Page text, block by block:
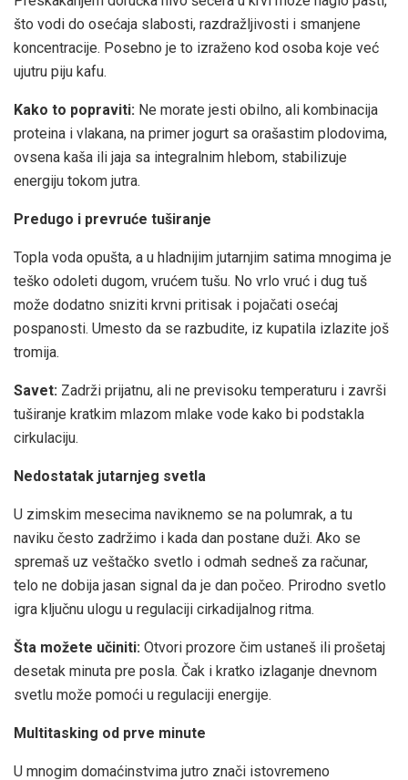
što vodi do osećaja slabosti, razdražljivosti i smanjene
koncentracije. Posebno je to izraženo kod osoba koje već
ujutru piju kafu.
Kako to popraviti: Ne morate jesti obilno, ali kombinacija
proteina i vlakana, na primer jogurt sa orašastim plodovima,
ovsena kaša ili jaja sa integralnim hlebom, stabilizuje
energiju tokom jutra.
Predugo i prevruće tuširanje
Topla voda opušta, a u hladnijim jutarnjim satima mnogima je
teško odoleti dugom, vrućem tušu. No vrlo vruć i dug tuš
može dodatno sniziti krvni pritisak i pojačati osećaj
pospanosti. Umesto da se razbudite, iz kupatila izlazite još
tromija.
Savet: Zadrži prijatnu, ali ne previsoku temperaturu i završi
tuširanje kratkim mlazom mlake vode kako bi podstakla
cirkulaciju.
Nedostatak jutarnjeg svetla
U zimskim mesecima naviknemo se na polumrak, a tu
naviku često zadržimo i kada dan postane duži. Ako se
spremaš uz veštačko svetlo i odmah sedneš za računar,
telo ne dobija jasan signal da je dan počeo. Prirodno svetlo
igra ključnu ulogu u regulaciji cirkadijalnog ritma.
Šta možete učiniti: Otvori prozore čim ustaneš ili prošetaj
desetak minuta pre posla. Čak i kratko izlaganje dnevnom
svetlu može pomoći u regulaciji energije.
Multitasking od prve minute
U mnogim domaćinstvima jutro znači istovremeno